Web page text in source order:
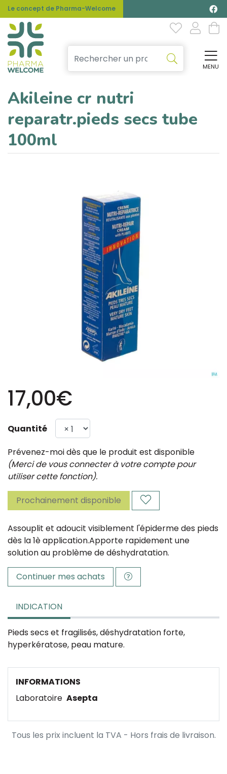
Le concept de Pharma-Welcome
MENU
Akileine cr nutri
reparatr.pieds secs tube
100ml
17,00€
Quantité
Prévenez-moi dès que le produit est disponible
(Merci de vous connecter à votre compte pour
utiliser cette fonction).
Prochainement disponible
Assouplit et adoucit visiblement l'épiderme des pieds
dès la 1è application.Apporte rapidement une
solution au problème de déshydratation.
Continuer mes achats
INDICATION
Pieds secs et fragilisés, déshydratation forte,
hyperkératose, peau mature.
INFORMATIONS
Laboratoire Asepta
Tous les prix incluent la TVA - Hors frais de livraison.